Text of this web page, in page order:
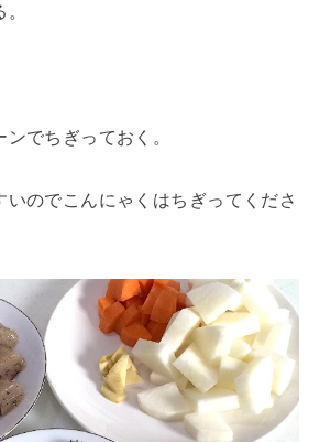
でちぎっておく。
いのでこんにゃくはちぎってくださ